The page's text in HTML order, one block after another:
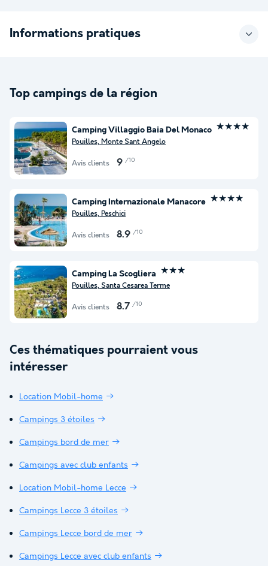
Informations pratiques
Top campings de la région
Camping Villaggio Baia Del Monaco ★★★★
Pouilles, Monte Sant Angelo
Avis clients 9 /10
Camping Internazionale Manacore ★★★★
Pouilles, Peschici
Avis clients 8.9 /10
Camping La Scogliera ★★★
Pouilles, Santa Cesarea Terme
Avis clients 8.7 /10
Ces thématiques pourraient vous
intéresser
Location Mobil-home
Campings 3 étoiles
Campings bord de mer
Campings avec club enfants
Location Mobil-home Lecce
Campings Lecce 3 étoiles
Campings Lecce bord de mer
Campings Lecce avec club enfants